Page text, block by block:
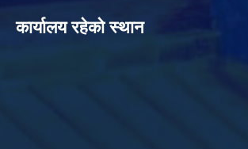
कार्यालय रहेको स्थान